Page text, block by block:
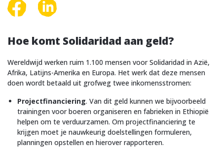
Hoe komt Solidaridad aan geld?
Wereldwijd werken ruim 1.100 mensen voor Solidaridad in Azië,
Afrika, Latijns-Amerika en Europa. Het werk dat deze mensen
doen wordt betaald uit grofweg twee inkomensstromen:
Projectfinanciering. Van dit geld kunnen we bijvoorbeeld
trainingen voor boeren organiseren en fabrieken in Ethiopië
helpen om te verduurzamen. Om projectfinanciering te
krijgen moet je nauwkeurig doelstellingen formuleren,
planningen opstellen en hierover rapporteren.